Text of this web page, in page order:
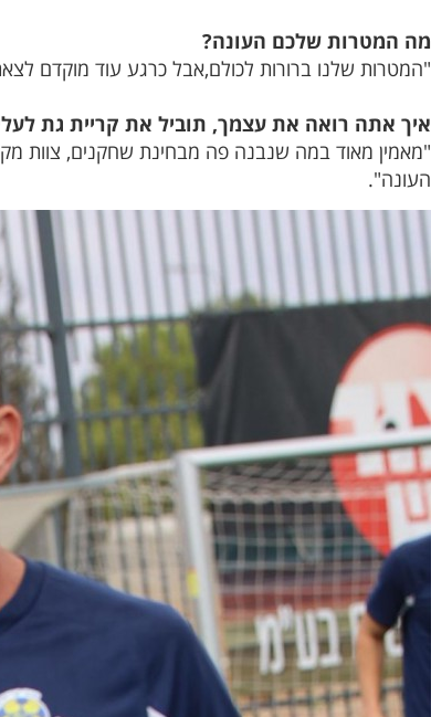
מה המטרות שלכם העונה?
"המטרות שלנו ברורות לכולם,אבל כרגע עוד מוקדם
איך אתה רואה את עצמך, תוביל את קריית גת
"מאמין מאוד במה שנבנה פה מבחינת שחקנים, צוות
העונה".